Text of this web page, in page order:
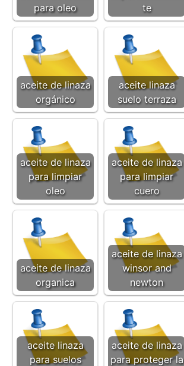
para oleo
te
aceite de linaza
orgánico
aceite linaza
suelo terraza
aceite de linaza
para limpiar
oleo
aceite de linaza
para limpiar
cuero
aceite de linaza
organica
aceite de linaza
winsor and
newton
aceite linaza
para suelos
aceite de linaza
para proteger la